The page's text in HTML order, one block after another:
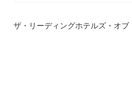
ザ・リーディングホテルズ・オブ